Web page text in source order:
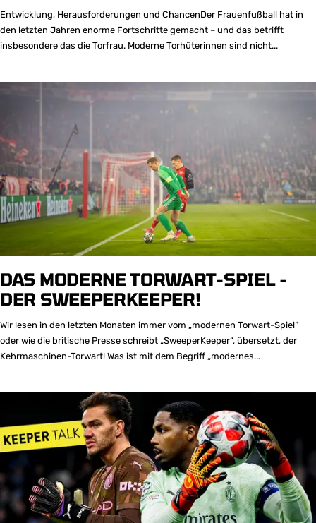
Entwicklung, Herausforderungen und ChancenDer Frauenfußball hat in
den letzten Jahren enorme Fortschritte gemacht – und das betrifft
insbesondere das die Torfrau. Moderne Torhüterinnen sind nicht...
DAS MODERNE TORWART-SPIEL -
DER SWEEPERKEEPER!
Wir lesen in den letzten Monaten immer vom „modernen Torwart-Spiel“
oder wie die britische Presse schreibt „SweeperKeeper“, übersetzt, der
Kehrmaschinen-Torwart! Was ist mit dem Begriff „modernes...